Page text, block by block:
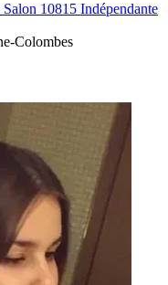
Salon 10815 Indépendante
Colombes